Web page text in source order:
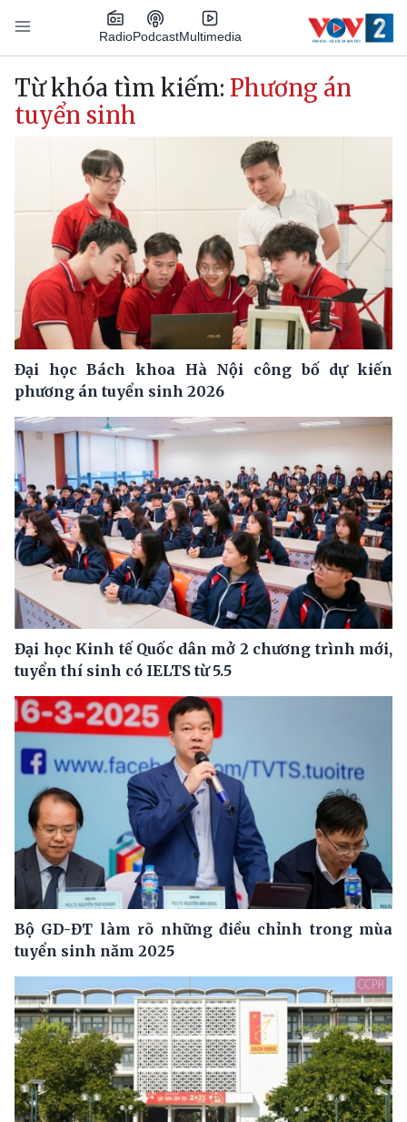
Nhảy đến nội dung
RadioPodcastMultimedia
Main navigation
Từ khóa tìm kiếm: Phương án
tuyển sinh
Đại học Bách khoa Hà Nội công bố dự kiến
phương án tuyển sinh 2026
Đại học Kinh tế Quốc dân mở 2 chương trình mới,
tuyển thí sinh có IELTS từ 5.5
Bộ GD-ĐT làm rõ những điều chỉnh trong mùa
tuyển sinh năm 2025